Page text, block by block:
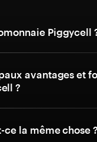
Piggycell
avantages et
?
ce la même chose ?